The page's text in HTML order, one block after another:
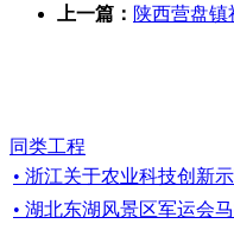
上一篇： 陕西营盘
同类工程
• 浙江关于农业科技创新
• 湖北东湖风景区军运会